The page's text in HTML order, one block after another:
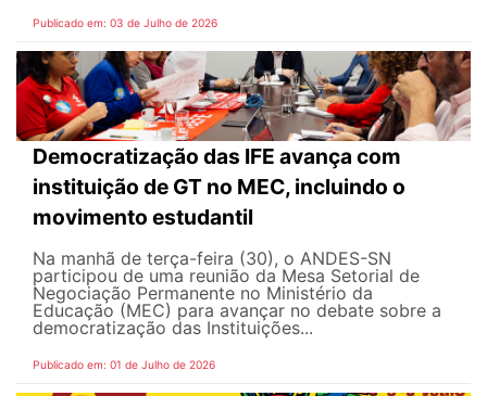
Publicado em: 03 de Julho de 2026
Democratização das IFE avança com
instituição de GT no MEC, incluindo o
movimento estudantil
Na manhã de terça-feira (30), o ANDES-SN
participou de uma reunião da Mesa Setorial de
Negociação Permanente no Ministério da
Educação (MEC) para avançar no debate sobre a
democratização das Instituições...
Publicado em: 01 de Julho de 2026